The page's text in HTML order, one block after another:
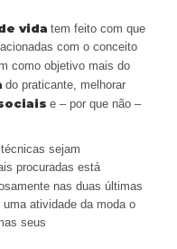
vida tem feito com que
com o conceito
como objetivo mais do
do praticante, melhorar
e – por que não –
sejam
procuradas está
nas duas últimas
atividade da moda o
seus